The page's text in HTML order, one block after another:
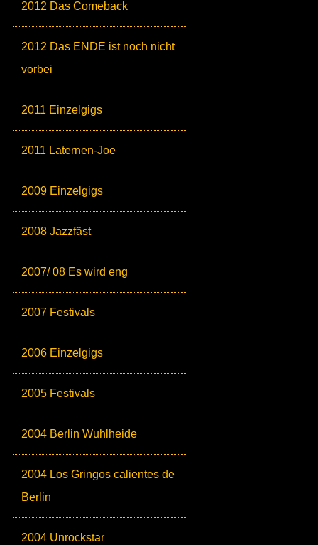
2012 Das Comeback
2012 Das ENDE ist noch nicht
vorbei
2011 Einzelgigs
2011 Laternen-Joe
2009 Einzelgigs
2008 Jazzfäst
2007/ 08 Es wird eng
2007 Festivals
2006 Einzelgigs
2005 Festivals
2004 Berlin Wuhlheide
2004 Los Gringos calientes de
Berlin
2004 Unrockstar